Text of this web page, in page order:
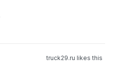
truck29.ru likes this